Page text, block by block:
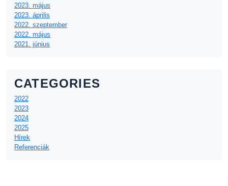
2023. május
2023. április
2022. szeptember
2022. május
2021. június
CATEGORIES
2022
2023
2024
2025
Hírek
Referenciák